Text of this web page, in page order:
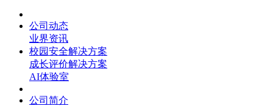
公司动态
业界资讯
校园安全解决方案
成长评价解决方案
AI体验室
公司简介